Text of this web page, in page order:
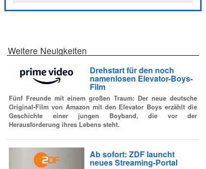
Weitere Neuigkeiten
Drehstart für den noch
namenlosen Elevator-Boys-
Film
Fünf Freunde mit einem großen Traum: Der neue deutsche
Original-Film von Amazon mit den Elevator Boys erzählt die
Geschichte einer jungen Boyband, die vor der
Herausforderung ihres Lebens steht.
Ab sofort: ZDF launcht
neues Streaming-Portal